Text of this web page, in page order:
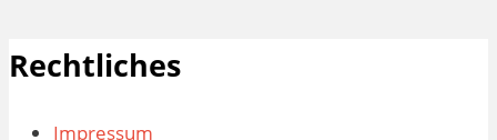
Rechtliches
Impressum